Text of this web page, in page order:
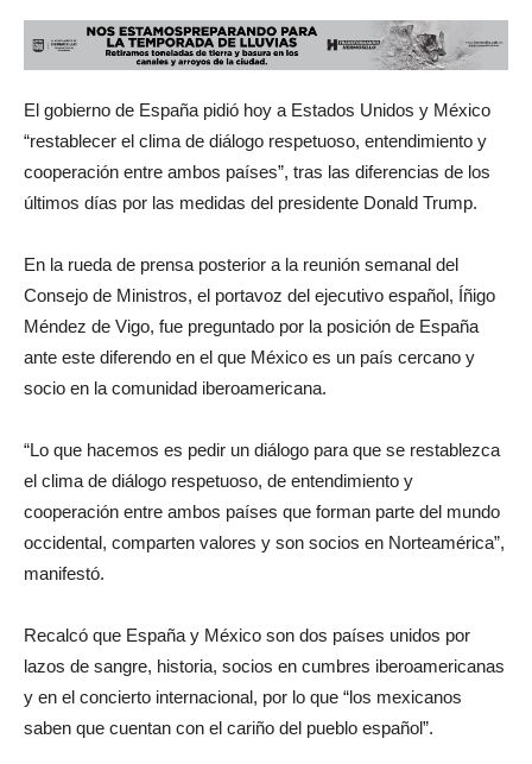
El gobierno de España pidió hoy a Estados Unidos y México
“restablecer el clima de diálogo respetuoso, entendimiento y
cooperación entre ambos países”, tras las diferencias de los
últimos días por las medidas del presidente Donald Trump.
En la rueda de prensa posterior a la reunión semanal del
Consejo de Ministros, el portavoz del ejecutivo español, Íñigo
Méndez de Vigo, fue preguntado por la posición de España
ante este diferendo en el que México es un país cercano y
socio en la comunidad iberoamericana.
“Lo que hacemos es pedir un diálogo para que se restablezca
el clima de diálogo respetuoso, de entendimiento y
cooperación entre ambos países que forman parte del mundo
occidental, comparten valores y son socios en Norteamérica”,
manifestó.
Recalcó que España y México son dos países unidos por
lazos de sangre, historia, socios en cumbres iberoamericanas
y en el concierto internacional, por lo que “los mexicanos
saben que cuentan con el cariño del pueblo español”.